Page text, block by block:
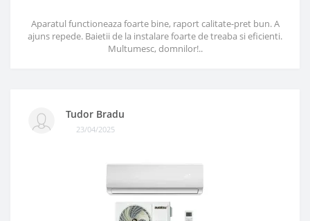
Aparatul functioneaza foarte bine, raport calitate-pret bun. A
ajuns repede. Baietii de la instalare foarte de treaba si eficienti.
Multumesc, domnilor!..
Tudor Bradu
23/04/2025